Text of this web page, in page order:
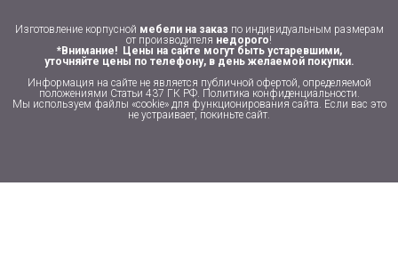
Изготовление корпусной мебели на заказ по индивидуальным размерам
от производителя недорого!
*Внимание! Цены на сайте могут быть устаревшими,
уточняйте цены по телефону, в день желаемой покупки.
Информация на сайте не является публичной офертой, определяемой
положениями Статьи 437 ГК РФ. Политика конфиденциальности.
Мы используем файлы «cookie» для функционирования сайта. Если вас это
не устраивает, покиньте сайт.